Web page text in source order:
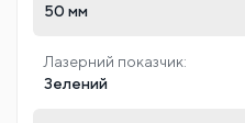
50 мм
Лазерний показчик:
Зелений